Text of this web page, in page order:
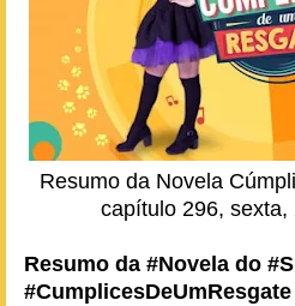
Resumo da Novela
capítulo 296, sexta,
Resumo da #Novela do
#CumplicesDeUmResgate